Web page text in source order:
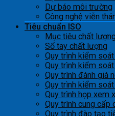
Dự báo môi trường
Công nghệ viễn
Tiêu chuẩn ISO
Mục tiêu chất lượng
Sổ tay chất lượng
Quy trình kiểm
Quy trình kiểm
Quy trình đánh giá
Quy trình kiểm
Quy trình họp xem
Quy trình cung cấp
Quy trình đào tạo